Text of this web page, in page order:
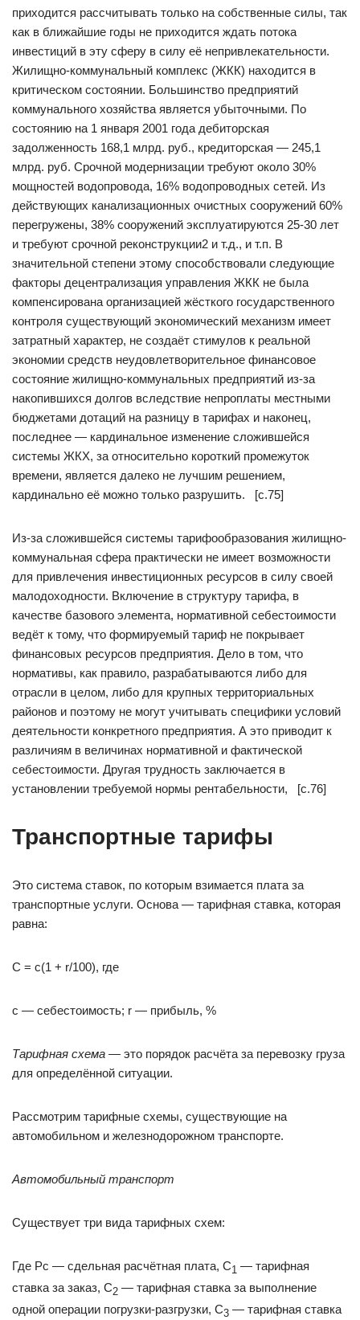
приходится рассчитывать только на собственные силы, так
как в ближайшие годы не приходится ждать потока
инвестиций в эту сферу в силу её непривлекательности.
Жилищно-коммунальный комплекс (ЖКК) находится в
критическом состоянии. Большинство предприятий
коммунального хозяйства является убыточными. По
состоянию на 1 января 2001 года дебиторская
задолженность 168,1 млрд. руб., кредиторская — 245,1
млрд. руб. Срочной модернизации требуют около 30%
мощностей водопровода, 16% водопроводных сетей. Из
действующих канализационных очистных сооружений 60%
перегружены, 38% сооружений эксплуатируются 25-30 лет
и требуют срочной реконструкции2 и т.д., и т.п. В
значительной степени этому способствовали следующие
факторы децентрализация управления ЖКК не была
компенсирована организацией жёсткого государственного
контроля существующий экономический механизм имеет
затратный характер, не создаёт стимулов к реальной
экономии средств неудовлетворительное финансовое
состояние жилищно-коммунальных предприятий из-за
накопившихся долгов вследствие непроплаты местными
бюджетами дотаций на разницу в тарифах и наконец,
последнее — кардинальное изменение сложившейся
системы ЖКХ, за относительно короткий промежуток
времени, является далеко не лучшим решением,
кардинально её можно только разрушить. [c.75]
Из-за сложившейся системы тарифообразования жилищно-
коммунальная сфера практически не имеет возможности
для привлечения инвестиционных ресурсов в силу своей
малодоходности. Включение в структуру тарифа, в
качестве базового элемента, нормативной себестоимости
ведёт к тому, что формируемый тариф не покрывает
финансовых ресурсов предприятия. Дело в том, что
нормативы, как правило, разрабатываются либо для
отрасли в целом, либо для крупных территориальных
районов и поэтому не могут учитывать специфики условий
деятельности конкретного предприятия. А это приводит к
различиям в величинах нормативной и фактической
себестоимости. Другая трудность заключается в
установлении требуемой нормы рентабельности, [c.76]
Транспортные тарифы
Это система ставок, по которым взимается плата за
транспортные услуги. Основа — тарифная ставка, которая
равна:
С = с(1 + r/100), где
c — себестоимость; r — прибыль, %
Тарифная схема — это порядок расчёта за перевозку груза
для определённой ситуации.
Рассмотрим тарифные схемы, существующие на
автомобильном и железнодорожном транспорте.
Автомобильный транспорт
Существует три вида тарифных схем:
Где Рс — сдельная расчётная плата, С1 — тарифная
ставка за заказ, С2 — тарифная ставка за выполнение
одной операции погрузки-разгрузки, С3 — тарифная ставка